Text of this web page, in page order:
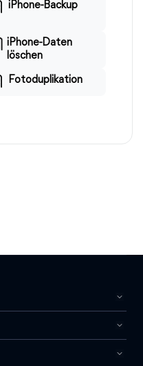
iPhone-Backup
iPhone-Daten
löschen
Fotoduplikation